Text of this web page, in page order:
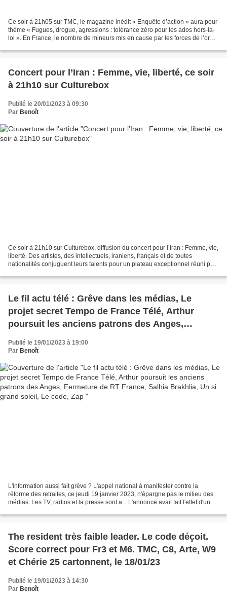
Ce soir à 21h05 sur TMC, le magazine inédit « Enquête d’action » aura pour
thème « Fugues, drogue, agressions : tolérance zéro pour les ados hors-la-
loi ». En France, le nombre de mineurs mis en cause par les forces de l’ordre
Concert pour l’Iran : Femme, vie, liberté, ce soir
à 21h10 sur Culturebox
Publié le 20/01/2023 à 09:30
Par Benoît
Ce soir à 21h10 sur Culturebox, diffusion du concert pour l’Iran : Femme, vie,
liberté. Des artistes, des intellectuels, iraniens, français et de toutes
nationalités conjuguent leurs talents pour un plateau exceptionnel réuni par
Le fil actu télé : Grêve dans les médias, Le
projet secret Tempo de France Télé, Arthur
poursuit les anciens patrons des Anges,
grand soleil, Le code, Zap
Publié le 19/01/2023 à 19:00
Par Benoît
L'information aussi fait grève ? L'appel national à manifester contre la
réforme des retraites, ce jeudi 19 janvier 2023, n'épargne pas le milieu des
médias. Les TV, radios et la presse sont a... L'annonce avait fait l'effet d'une
The resident très faible leader. Le code déçoit.
Score correct pour Fr3 et M6. TMC, C8, Arte, W9
et Chérie 25 cartonnent, le 18/01/23
Publié le 19/01/2023 à 14:30
Par Benoît